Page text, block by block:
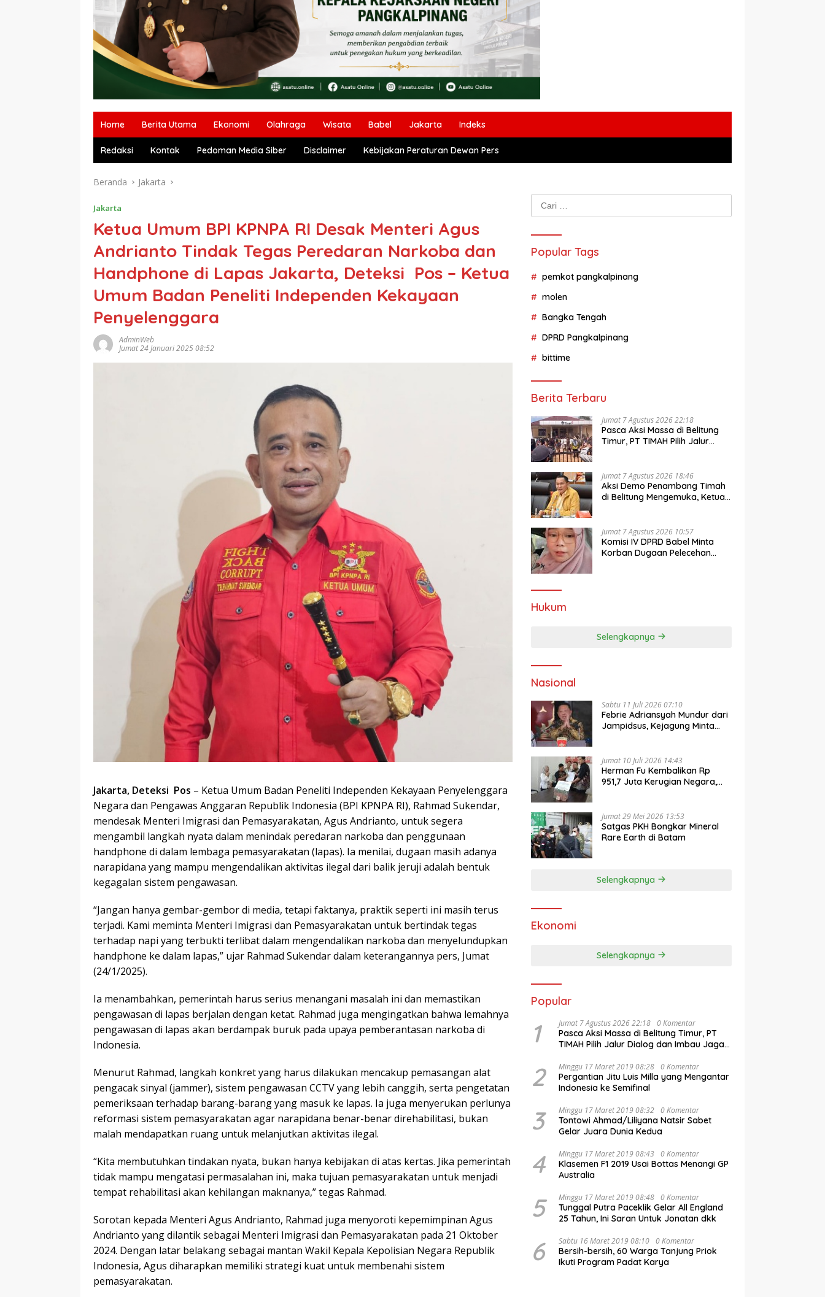
Home Berita Utama Ekonomi Olahraga Wisata Babel Jakarta Indeks
Redaksi Kontak Pedoman Media Siber Disclaimer Kebijakan Peraturan Dewan Pers
Beranda Jakarta
Jakarta
Ketua Umum BPI KPNPA RI Desak Menteri Agus
Andrianto Tindak Tegas Peredaran Narkoba dan
Handphone di Lapas Jakarta, Deteksi Pos – Ketua
Umum Badan Peneliti Independen Kekayaan
Penyelenggara
AdminWeb
Jumat 24 Januari 2025 08:52
Jakarta, Deteksi Pos – Ketua Umum Badan Peneliti Independen Kekayaan Penyelenggara
Negara dan Pengawas Anggaran Republik Indonesia (BPI KPNPA RI), Rahmad Sukendar,
mendesak Menteri Imigrasi dan Pemasyarakatan, Agus Andrianto, untuk segera
mengambil langkah nyata dalam menindak peredaran narkoba dan penggunaan
handphone di dalam lembaga pemasyarakatan (lapas). Ia menilai, dugaan masih adanya
narapidana yang mampu mengendalikan aktivitas ilegal dari balik jeruji adalah bentuk
kegagalan sistem pengawasan.
“Jangan hanya gembar-gembor di media, tetapi faktanya, praktik seperti ini masih terus
terjadi. Kami meminta Menteri Imigrasi dan Pemasyarakatan untuk bertindak tegas
terhadap napi yang terbukti terlibat dalam mengendalikan narkoba dan menyelundupkan
handphone ke dalam lapas,” ujar Rahmad Sukendar dalam keterangannya pers, Jumat
(24/1/2025).
Ia menambahkan, pemerintah harus serius menangani masalah ini dan memastikan
pengawasan di lapas berjalan dengan ketat. Rahmad juga mengingatkan bahwa lemahnya
pengawasan di lapas akan berdampak buruk pada upaya pemberantasan narkoba di
Indonesia.
Menurut Rahmad, langkah konkret yang harus dilakukan mencakup pemasangan alat
pengacak sinyal (jammer), sistem pengawasan CCTV yang lebih canggih, serta pengetatan
pemeriksaan terhadap barang-barang yang masuk ke lapas. Ia juga menyerukan perlunya
reformasi sistem pemasyarakatan agar narapidana benar-benar direhabilitasi, bukan
malah mendapatkan ruang untuk melanjutkan aktivitas ilegal.
“Kita membutuhkan tindakan nyata, bukan hanya kebijakan di atas kertas. Jika pemerintah
tidak mampu mengatasi permasalahan ini, maka tujuan pemasyarakatan untuk menjadi
tempat rehabilitasi akan kehilangan maknanya,” tegas Rahmad.
Sorotan kepada Menteri Agus Andrianto, Rahmad juga menyoroti kepemimpinan Agus
Andrianto yang dilantik sebagai Menteri Imigrasi dan Pemasyarakatan pada 21 Oktober
2024. Dengan latar belakang sebagai mantan Wakil Kepala Kepolisian Negara Republik
Indonesia, Agus diharapkan memiliki strategi kuat untuk membenahi sistem
pemasyarakatan.
Popular Tags
pemkot pangkalpinang
molen
Bangka Tengah
DPRD Pangkalpinang
bittime
Berita Terbaru
Jumat 7 Agustus 2026 22:18
Pasca Aksi Massa di Belitung
Timur, PT TIMAH Pilih Jalur
Jumat 7 Agustus 2026 18:46
Aksi Demo Penambang Timah
di Belitung Mengemuka, Ketua
Segera Terbit
Jumat 7 Agustus 2026 10:57
Komisi IV DPRD Babel Minta
Korban Dugaan Pelecehan
Hukum
Selengkapnya
Nasional
Sabtu 11 Juli 2026 07:10
Febrie Adriansyah Mundur dari
Jampidsus, Kejagung Minta
Jumat 10 Juli 2026 14:43
Herman Fu Kembalikan Rp
951,7 Juta Kerugian Negara,
Jumat 29 Mei 2026 13:53
Satgas PKH Bongkar Mineral
Selengkapnya
Ekonomi
Selengkapnya
Popular
1 Jumat 7 Agustus 2026 22:18 0 Komentar
Pasca Aksi Massa di Belitung Timur, PT
TIMAH Pilih Jalur Dialog dan Imbau Jaga
2 Minggu 17 Maret 2019 08:28 0 Komentar
Pergantian Jitu Luis Milla yang Mengantar
Indonesia ke Semifinal
3 Minggu 17 Maret 2019 08:32 0 Komentar
Tontowi Ahmad/Liliyana Natsir Sabet
Gelar Juara Dunia Kedua
4 Minggu 17 Maret 2019 08:43 0 Komentar
Klasemen F1 2019 Usai Bottas Menangi GP
Australia
5 Minggu 17 Maret 2019 08:48 0 Komentar
Tunggal Putra Paceklik Gelar All England
25 Tahun, Ini Saran Untuk Jonatan dkk
6 Sabtu 16 Maret 2019 08:10 0 Komentar
Bersih-bersih, 60 Warga Tanjung Priok
Ikuti Program Padat Karya